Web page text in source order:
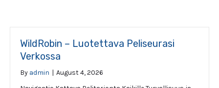
WildRobin – Luotettava Peliseurasi
Verkossa
By admin | August 4, 2026